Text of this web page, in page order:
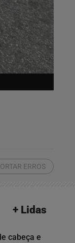
ERROS
+ Lidas
cabeça e